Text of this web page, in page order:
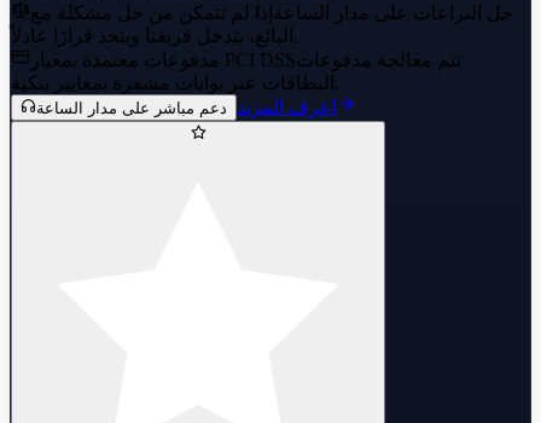
حل النزاعات على مدار الساعة إذا لم تتمكن من حل مشكلة مع
البائع، يتدخل فريقنا ويتخذ قرارًا عادلاً.
مدفوعات معتمدة بمعيار PCI DSSتتم معالجة مدفوعات
البطاقات عبر بوابات مشفرة بمعايير بنكية.
دعم مباشر على مدار الساعة اعرف المزيد